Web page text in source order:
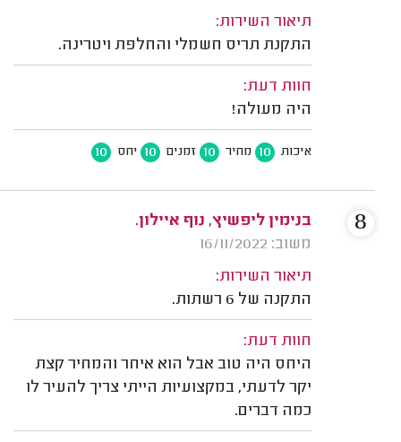
תיאור השירות:
התקנת תריס חשמלי והחלפת ויטרינה.
חוות דעת:
היה מעולה!
איכות 10 מחיר 10 זמנים 10 יחס 10
בנימין ליפשיץ, נוף איילון.
משוב: 16/11/2022
תיאור השירות:
התקנה של 6 רשתות.
חוות דעת:
היחס היה טוב אבל הוא איחר והמחיר קצת
יקר לדעתי, במקצועיות הייתי צריך להעיר לו
כמה דברים.
8